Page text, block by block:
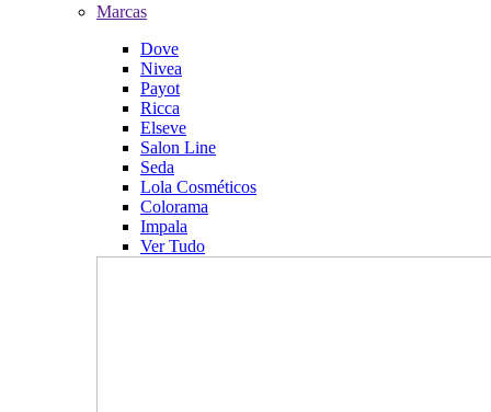
Marcas
Dove
Nivea
Payot
Ricca
Elseve
Salon Line
Seda
Lola Cosméticos
Colorama
Impala
Ver Tudo